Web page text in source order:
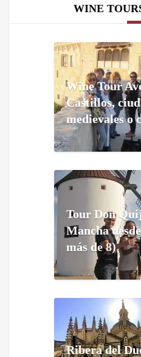
WINE
Wine Tour
Castillos,
medievales o
Tour Don
Mancha
más de 8)
Ribera del